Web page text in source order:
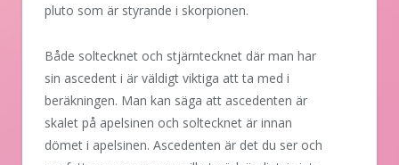
pluto som är styrande i skorpionen.
Både soltecknet och stjärntecknet där man har
sin ascedent i är väldigt viktiga att ta med i
beräkningen. Man kan säga att ascedenten är
skalet på apelsinen och soltecknet är innan
dömet i apelsinen. Ascedenten är det du ser och